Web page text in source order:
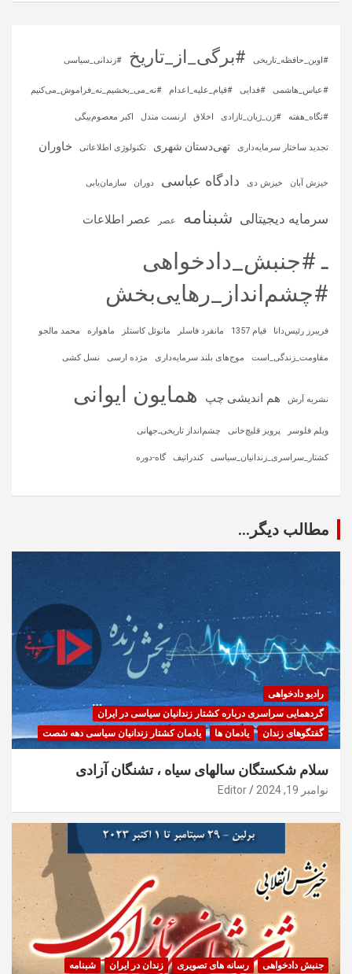
#اوین_حافظه_تاریخی #برگی_از_تاریخ #زندانی_سیاسی
#عباس_هاشمی #فدایی #قیام_علیه_اعدام #نه_می_بخشیم_نه_فراموش_می‌کنیم
#نگاه_هفته #ژن_ژیان_ئازادی اخلاق ارنست مندل اکبر معصوم‌بیگی
تجدید ساختار سرمایه‌داری تهی‌دستان شهری تکنولوژی اطلاعاتی خاوران
خیزش آبان خیزش دی دادگاه عباسی دوران سازمان‌یابی
سرمایه‌ دیجیتالی شبنامه عصر عصر اطلاعات
ـ #جنبش_دادخواهی
#چشم‌انداز_رهایی‌بخش
فریبرز رئیس‌دانا قیام 1357 مانفرد فاسلر مانوئل کاستلز ماهواره‌ محمد مالجو
مقاومت_زندگی_است موج‌های بلند سرمایه‌داری مژده ارسی نسل کشی
نشریه آرش هم اندیشی چپ همایون ایوانی
ویلم فلوسر پرویز قلیچ‌خانی چشم‌انداز تاریخی‌ـ‌جهانی
کشتار_سراسری_زندانیان_سیاسی کندراتیف گاه-دوره
مطالب دیگر...
رادیو دادخواهی
گردهمایی سراسری درباره کشتار زندانیان سیاسی در ایران
گفتگوهای زندان
یادمان ها یادمان کشتار زندانیان سیاسی دهه شصت
سلام شکستگان سالهای سیاه ، تشنگان آزادی
نوامبر 19, 2024 Editor
جنبش دادخواهی رسانه های تصویری زندان در ایران
شبنامه